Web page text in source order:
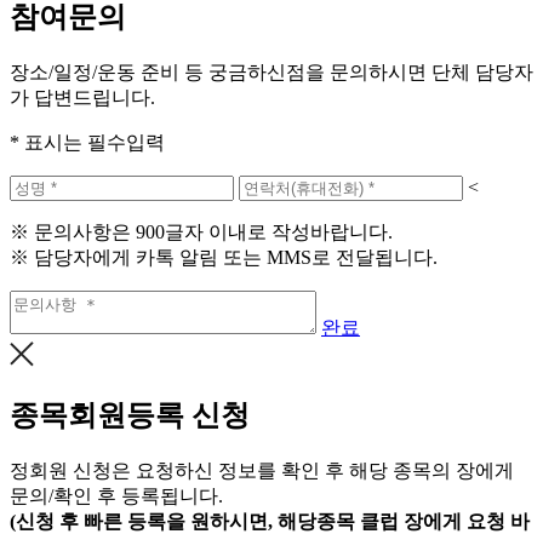
참여문의
장소/일정/운동 준비 등 궁금하신점을 문의하시면 단체 담당자
가 답변드립니다.
* 표시는 필수입력
<
※ 문의사항은 900글자 이내로 작성바랍니다.
※ 담당자에게 카톡 알림 또는 MMS로 전달됩니다.
완료
종목회원등록 신청
정회원 신청은 요청하신 정보를 확인 후 해당 종목의 장에게
문의/확인 후 등록됩니다.
(신청 후 빠른 등록을 원하시면, 해당종목 클럽 장에게 요청 바